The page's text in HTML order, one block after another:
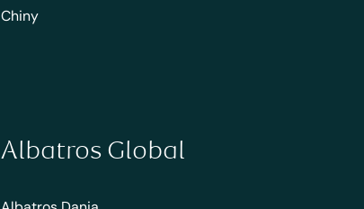
Chiny
Albatros Global